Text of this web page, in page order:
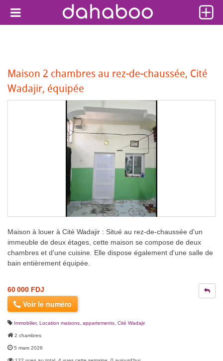
Maison 2 chambres au rez-de-chaussée, Cité
Wadajir, équipée
Maison à louer à Cité Wadajir : Situé au rez-de-chaussée d'un
immeuble de deux étages, cette maison se compose de deux
chambres et d'une cuisine. Elle dispose également d'une salle de
bain entièrement équipée.
60 000 FDJ
Voir le numéro
Immobilier, Location maisons, appartements Cité Wadajir
2 chambres
5 mars 2026